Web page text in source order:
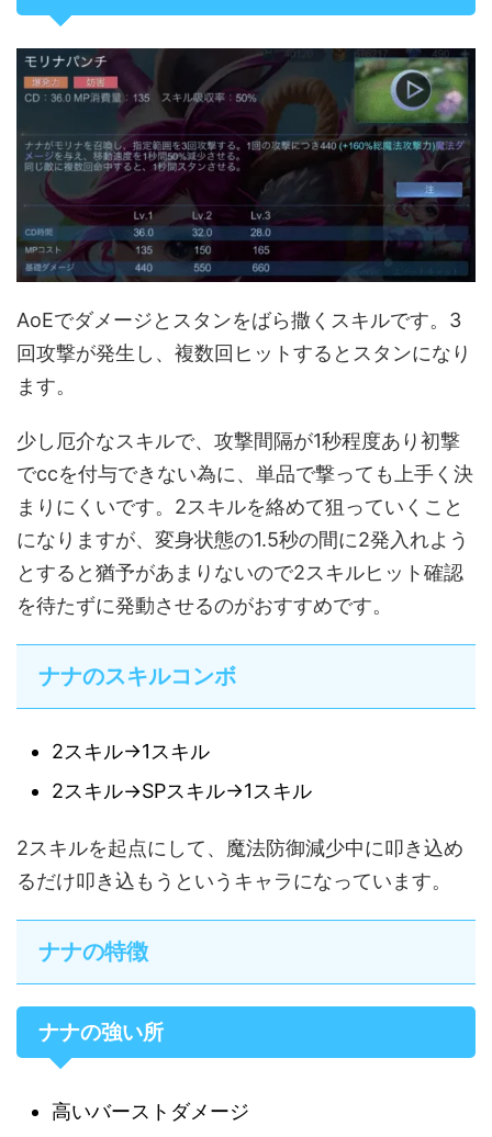
AoEでダメージとスタンをばら撒くスキルです。3
回攻撃が発生し、複数回ヒットするとスタンになり
ます。
少し厄介なスキルで、攻撃間隔が1秒程度あり初撃
でccを付与できない為に、単品で撃っても上手く決
まりにくいです。2スキルを絡めて狙っていくこと
になりますが、変身状態の1.5秒の間に2発入れよう
とすると猶予があまりないので2スキルヒット確認
を待たずに発動させるのがおすすめです。
ナナのスキルコンボ
2スキル→1スキル
2スキル→SPスキル→1スキル
2スキルを起点にして、魔法防御減少中に叩き込め
るだけ叩き込もうというキャラになっています。
ナナの特徴
ナナの強い所
高いバーストダメージ